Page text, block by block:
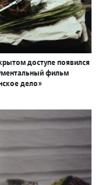
доступе появился
фильм
дело»